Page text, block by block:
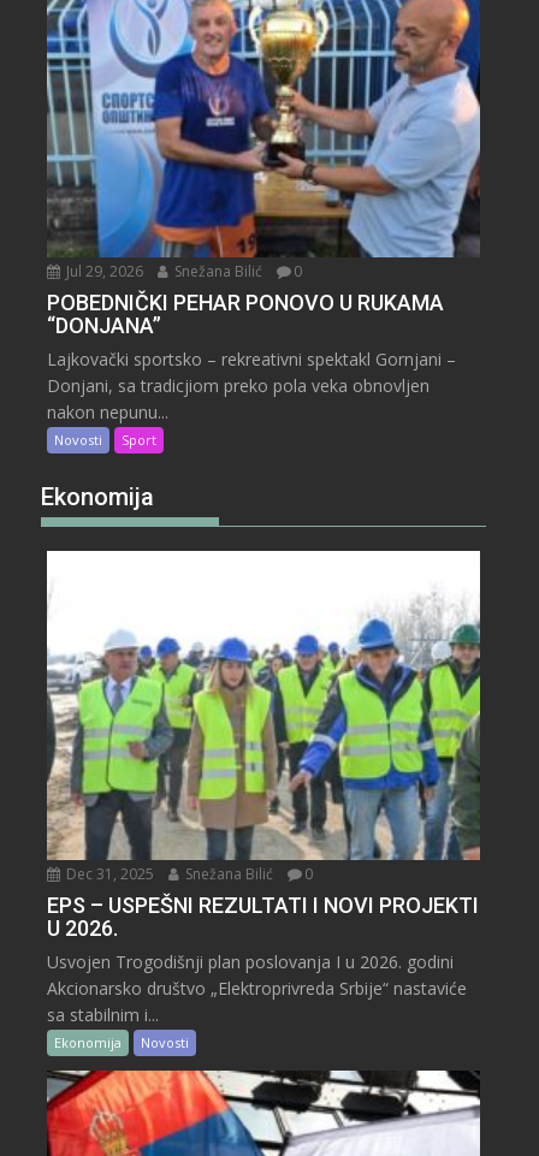
Jul 29, 2026 Snežana Bilić 0
POBEDNIČKI PEHAR PONOVO U RUKAMA
“DONJANA”
Lajkovački sportsko – rekreativni spektakl Gornjani –
Donjani, sa tradicjiom preko pola veka obnovljen
nakon nepunu...
Novosti Sport
Ekonomija
Dec 31, 2025 Snežana Bilić 0
EPS – USPEŠNI REZULTATI I NOVI PROJEKTI
U 2026.
Usvojen Trogodišnji plan poslovanja I u 2026. godini
Akcionarsko društvo „Elektroprivreda Srbije“ nastaviće
sa stabilnim i...
Ekonomija Novosti